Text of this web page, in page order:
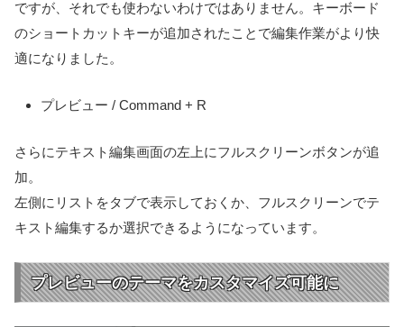
ですが、それでも使わないわけではありません。キーボード
のショートカットキーが追加されたことで編集作業がより快
適になりました。
プレビュー / Command + R
さらにテキスト編集画面の左上にフルスクリーンボタンが追
加。
左側にリストをタブで表示しておくか、フルスクリーンでテ
キスト編集するか選択できるようになっています。
プレビューのテーマをカスタマイズ可能に